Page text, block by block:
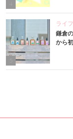
4
ライ
鎌倉
から